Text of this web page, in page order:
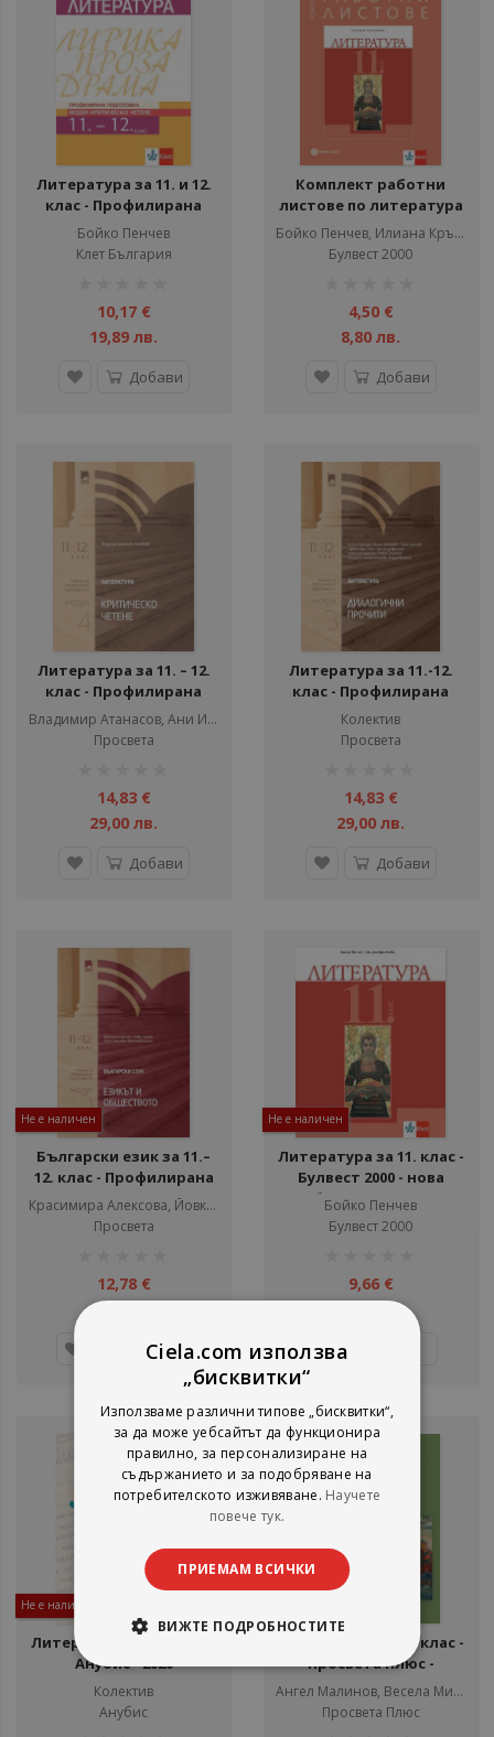
Литература за 11. и 12.
клас - Профилирана
подготовка - Модул
Критическо четене -
Клет България - По
2024/2025 г.
Бойко Пенчев
Клет България
10,17 €
19,89 лв.
Добави
Комплект работни
листове по литература
за 11. клас - Булвест 2000
- По учебната програма
за 2024/2025 г.
Бойко Пенчев, Илиана Кръстева
Булвест 2000
4,50 €
8,80 лв.
Добави
Литература за 11. – 12.
клас - Профилирана
подготовка - Модул 4 -
Критическо четене
Владимир Атанасов, Ани Илков
Просвета
14,83 €
29,00 лв.
Добави
Литература за 11.-12.
клас - Профилирана
подготовка - Модул 3 -
Диалогични прочити
Колектив
Просвета
14,83 €
29,00 лв.
Добави
Не е наличен
Български език за 11.–
12. клас - Профилирана
подготовка - Модул 1 -
Езикът и обществото -
Просвета - 2020/2021
Красимира Алексова, Йовка Тишева, Руска Станчева, Борислав Борисов
Просвета
12,78 €
25,00 лв.
Детайли
Не е наличен
Литература за 11. клас -
Булвест 2000 - нова
учебна програма 2021
Бойко Пенчев
Булвест 2000
9,66 €
18,89 лв.
Не е наличен
Литература за 11. клас -
Анубис - 2020
Колектив
Анубис
Литература за 11. клас -
Просвета Плюс -
2020/2021
Ангел Малинов, Весела Михайлова, Нели Дамянова
Просвета Плюс
Ciela.com използва
„бисквитки“
Използваме различни типове „бисквитки“,
за да може уебсайтът да функционира
правилно, за персонализиране на
съдържанието и за подобряване на
потребителското изживяване. Научете
повече тук.
ПРИЕМАМ ВСИЧКИ
ВИЖТЕ ПОДРОБНОСТИТЕ